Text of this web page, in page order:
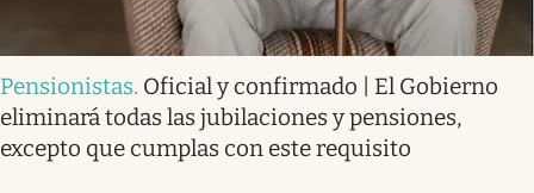
Pensionistas. Oficial y confirmado | El Gobierno
eliminará todas las jubilaciones y pensiones,
excepto que cumplas con este requisito